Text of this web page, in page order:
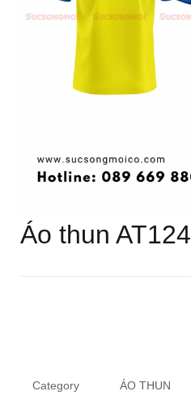
Áo thun AT124
Category ÁO THUN